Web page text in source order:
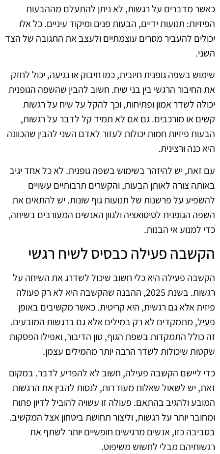
כאשר מדברים על רגשות, לא ניתן להתעלם מההבעות
הפיזיות: תנועות ידיים, הבעות פנים ומיקוד עיניים. כל אלו
יכולים להעביר מסרים עוצמתיים ולעצב את התגובה של הצד
השני.
שימוש בשפה גופנית חיובית, כמו חיבוק או נגיעה, יכול לחזק
את החיבור הרגשי בין בני שיח. חשוב להבין שהשפה הגופנית
יכולה לשדר אמון ופתיחות, וכך להקל על שיח על רגשות
קשים או מורכבים. גם אם לא תמיד קל לדבר על רגשות,
הבעות פיזיות חמות יכולות לעזור לאדם השני להבין שהכוונה
היא כנה ורצינית.
עם זאת, יש להיזהר בשימוש בשפה גופנית. לא כל אחד יגיב
באותה צורה לאותן הבעות, והקשרים תרבותיים עשויים
להשפיע על פרשנות של תנועות גוף שונות. יש להתאים את
השפה הגופנית לסיטואציה ולגוון האנשים המעורבים בשיחה,
כדי למנוע אי הבנות.
הקשבה פעילה כבסיס לשיח רגשי
הקשבה פעילה היא כלי חשוב שיכול לשדרג את השיחה על
רגשות. בשנת 2025, ההבנה שהקשבה היא לא רק פעולה
פיזית אלא גם רגשית, היא קריטית. כאשר מקשיבים באופן
פעיל, מתמקדים לא רק במילים אלא גם ברגשות המובעים.
זה כולל התמקדות בשפת הגוף, טון הדיבור, ואפילו הפסקות
שקטות שיכולות לשדר הרבה יותר מהמילים עצמן.
כדי ליישם הקשבה פעילה, חשוב לא להפריע לדבר. במקום
זאת, יש לשאול שאלות מעודדות, לנסות להבין את הרגשות
המובע ולהגיב בהתאם. פעולה זו עשויה להוביל לדיון פתוח
ומחובר יותר על רגשות, וליצור תחושת ביטחון אצל המקשיב.
בסביבה כזו, אנשים מרגישים חופשיים יותר לשתף את
רגשותיהם מבלי לחשוש משיפוט.